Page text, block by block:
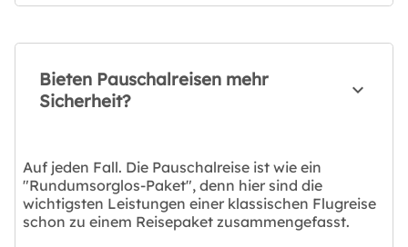
Bieten Pauschalreisen mehr
Sicherheit?
Auf jeden Fall. Die Pauschalreise ist wie ein
"Rundumsorglos-Paket", denn hier sind die
wichtigsten Leistungen einer klassischen Flugreise
schon zu einem Reisepaket zusammengefasst.